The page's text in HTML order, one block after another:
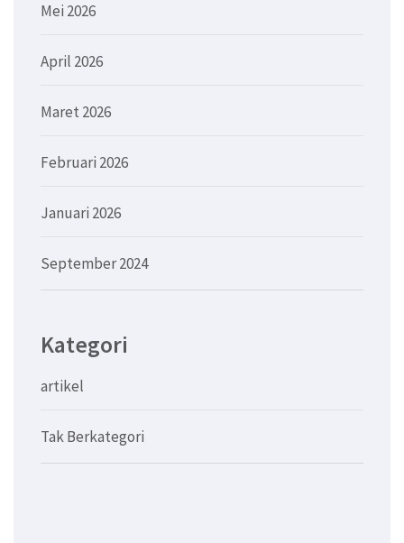
Mei 2026
April 2026
Maret 2026
Februari 2026
Januari 2026
September 2024
Kategori
artikel
Tak Berkategori